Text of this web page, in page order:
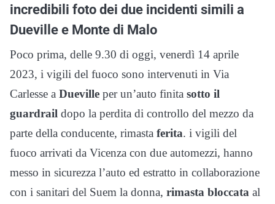
incredibili foto dei due incidenti simili a
Dueville e Monte di Malo
Poco prima, delle 9.30 di oggi, venerdì 14 aprile
2023, i vigili del fuoco sono intervenuti in Via
Carlesse a Dueville per un’auto finita sotto il
guardrail dopo la perdita di controllo del mezzo da
parte della conducente, rimasta ferita. i vigili del
fuoco arrivati da Vicenza con due automezzi, hanno
messo in sicurezza l’auto ed estratto in collaborazione
con i sanitari del Suem la donna, rimasta bloccata al